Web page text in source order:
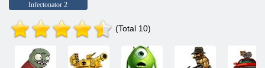
Infectonator 2
(Total 10)